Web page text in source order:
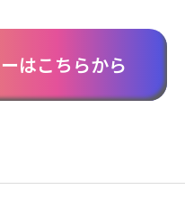
はこちらから